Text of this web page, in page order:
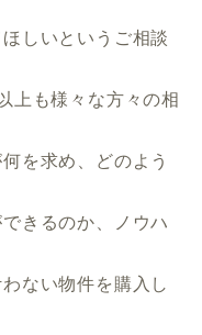
しいというご相談
上も様々な方々の相
を求め、どのよう
きるのか、ノウハ
ない物件を購入し